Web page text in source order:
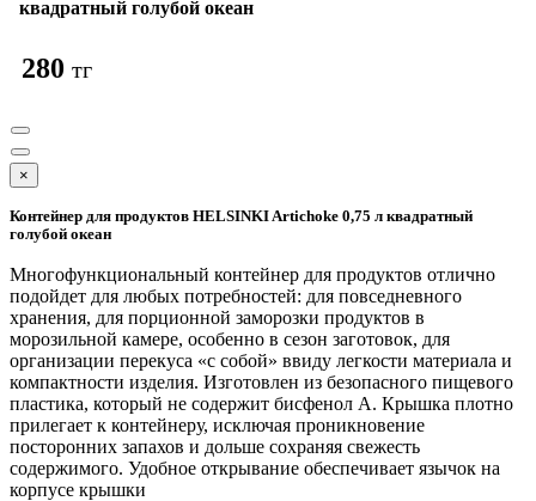
квадратный голубой океан
280 тг
×
Контейнер для продуктов HELSINKI Artichoke 0,75 л квадратный
голубой океан
Многофункциональный контейнер для продуктов отлично
подойдет для любых потребностей: для повседневного
хранения, для порционной заморозки продуктов в
морозильной камере, особенно в сезон заготовок, для
организации перекуса «с собой» ввиду легкости материала и
компактности изделия. Изготовлен из безопасного пищевого
пластика, который не содержит бисфенол А. Крышка плотно
прилегает к контейнеру, исключая проникновение
посторонних запахов и дольше сохраняя свежесть
содержимого. Удобное открывание обеспечивает язычок на
корпусе крышки